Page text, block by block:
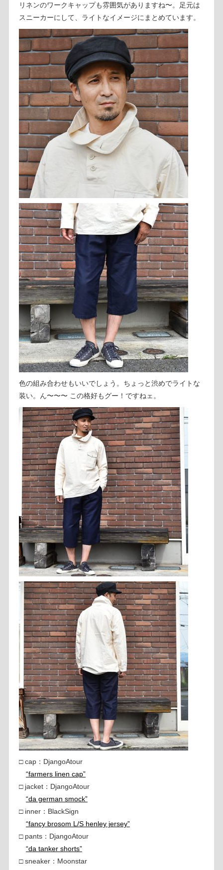
リネンのワークキャップも雰囲気がありますね〜。足元は
スニーカーにして、ライトなイメージにまとめています。
色の組み合わせもいいでしょう。ちょっと渋めでライトな
装い。ん〜〜〜 この格好もグー！ですねェ。
□ cap：DjangoAtour
“farmers linen cap”
□ jacket：DjangoAtour
“da german smock”
□ inner：BlackSign
“fancy brosom L/S henley jersey”
□ pants：DjangoAtour
“da tanker shorts”
□ sneaker：Moonstar